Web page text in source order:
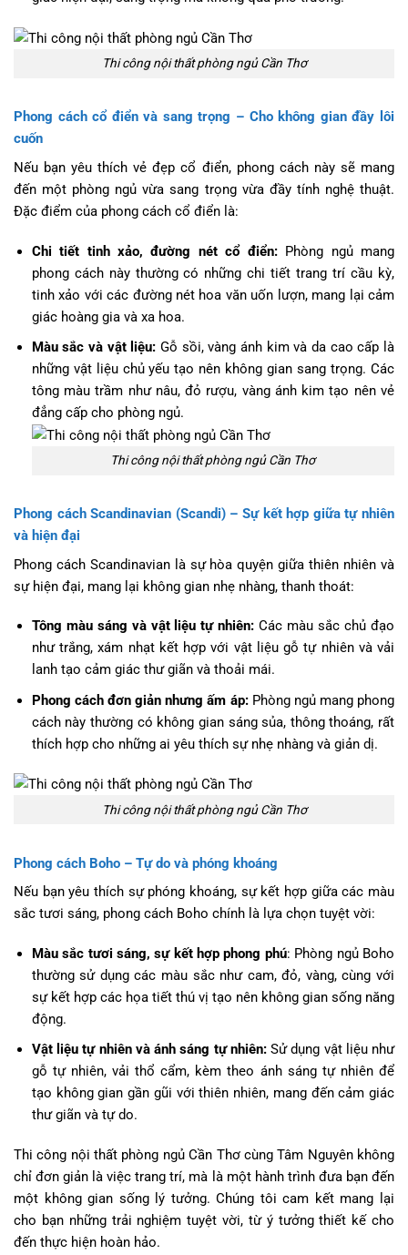
Thi công nội thất phòng ngủ Cần Thơ
Phong cách cổ điển và sang trọng – Cho không gian đầy lôi
cuốn
Nếu bạn yêu thích vẻ đẹp cổ điển, phong cách này sẽ mang
đến một phòng ngủ vừa sang trọng vừa đầy tính nghệ thuật.
Đặc điểm của phong cách cổ điển là:
Chi tiết tinh xảo, đường nét cổ điển:Phòng ngủ mang
phong cách này thường có những chi tiết trang trí cầu kỳ,
tinh xảo với các đường nét hoa văn uốn lượn, mang lại cảm
giác hoàng gia và xa hoa.
Màu sắc và vật liệu: Gỗ sồi, vàng ánh kim và da cao cấp là
những vật liệu chủ yếu tạo nên không gian sang trọng. Các
tông màu trầm như nâu, đỏ rượu, vàng ánh kim tạo nên vẻ
đẳng cấp cho phòng ngủ.
Thi công nội thất phòng ngủ Cần Thơ
Phong cách Scandinavian (Scandi) – Sự kết hợp giữa tự nhiên
và hiện đại
Phong cách Scandinavian là sự hòa quyện giữa thiên nhiên và
sự hiện đại, mang lại không gian nhẹ nhàng, thanh thoát:
Tông màu sáng và vật liệu tự nhiên: Các màu sắc chủ đạo
như trắng, xám nhạt kết hợp với vật liệu gỗ tự nhiên và vải
lanh tạo cảm giác thư giãn và thoải mái.
Phong cách đơn giản nhưng ấm áp:Phòng ngủ mang phong
cách này thường có không gian sáng sủa, thông thoáng, rất
thích hợp cho những ai yêu thích sự nhẹ nhàng và giản dị.
Thi công nội thất phòng ngủ Cần Thơ
Phong cách Boho – Tự do và phóng khoáng
Nếu bạn yêu thích sự phóng khoáng, sự kết hợp giữa các màu
sắc tươi sáng, phong cách Boho chính là lựa chọn tuyệt vời:
Màu sắc tươi sáng, sự kết hợp phong phú: Phòng ngủ Boho
thường sử dụng các màu sắc như cam, đỏ, vàng, cùng với
sự kết hợp các họa tiết thú vị tạo nên không gian sống năng
động.
Vật liệu tự nhiên và ánh sáng tự nhiên:Sử dụng vật liệu như
gỗ tự nhiên, vải thổ cẩm, kèm theo ánh sáng tự nhiên để
tạo không gian gần gũi với thiên nhiên, mang đến cảm giác
thư giãn và tự do.
Thi công nội thất phòng ngủ Cần Thơ cùng Tâm Nguyên không
chỉ đơn giản là việc trang trí, mà là một hành trình đưa bạn đến
một không gian sống lý tưởng. Chúng tôi cam kết mang lại
cho bạn những trải nghiệm tuyệt vời, từ ý tưởng thiết kế cho
đến thực hiện hoàn hảo.